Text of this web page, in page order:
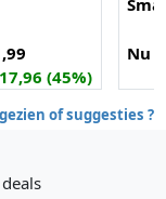
(45%)
Nu
of suggesties ?